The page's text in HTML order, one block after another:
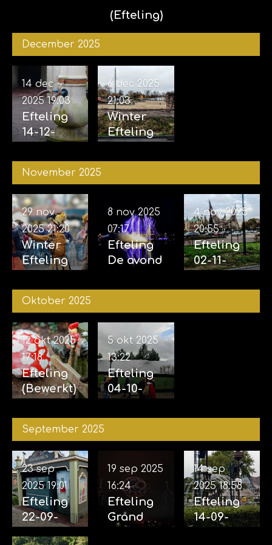
(Efteling)
December 2025
Efteling
14-12-
14 dec
2025 19:03
Winter
Efteling
2025
6 dec 2025
21:03
November 2025
Winter
Efteling
2025
29 nov
2025 21:20
Efteling
De avond
vijf
07-11-2025
8 nov 2025
07:17
Efteling
02-11-
04-11-
4 nov 2025
20:55
Oktober 2025
Efteling
(Bewerkt)
2025
12 okt 2025
17:18
Efteling
04-10-
5 okt 2025
13:22
September 2025
Efteling
22-09-
23 sep
2025 19:01
Efteling
Grand
19 sep 2025
16:24
Efteling
14-09-
14 sep
2025 18:58